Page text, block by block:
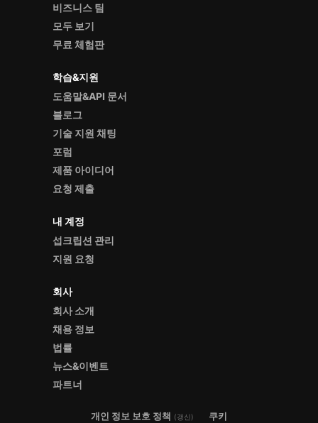
비즈니스 팀
모두 보기
무료 체험판
학습&지원
도움말&API 문서
블로그
기술 지원 채팅
포럼
제품 아이디어
요청 제출
내 계정
섭크립션 관리
지원 요청
회사
회사 소개
채용 정보
법률
뉴스&이벤트
파트너
개인 정보 보호 정책 (갱신) 쿠키